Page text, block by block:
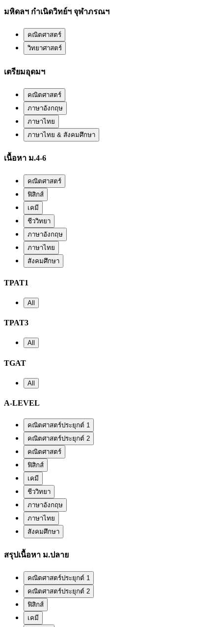
มหิดลฯ กำเนิดวิทย์ฯ จุฬาภรณฯ
คณิตศาสตร์
วิทยาศาสตร์
เตรียมอุดมฯ
คณิตศาสตร์
ภาษาอังกฤษ
ภาษาไทย
ภาษาไทย & สังคมศึกษา
เนื้อหา ม.4-6
คณิตศาสตร์
ฟิสิกส์
เคมี
ชีววิทยา
ภาษาอังกฤษ
ภาษาไทย
สังคมศึกษา
TPAT1
All
TPAT3
All
TGAT
All
A-LEVEL
คณิตศาสตร์ประยุกต์ 1
คณิตศาสตร์ประยุกต์ 2
คณิตศาสตร์
ฟิสิกส์
เคมี
ชีววิทยา
ภาษาอังกฤษ
ภาษาไทย
สังคมศึกษา
สรุปเนื้อหา ม.ปลาย
คณิตศาสตร์ประยุกต์ 1
คณิตศาสตร์ประยุกต์ 2
ฟิสิกส์
เคมี